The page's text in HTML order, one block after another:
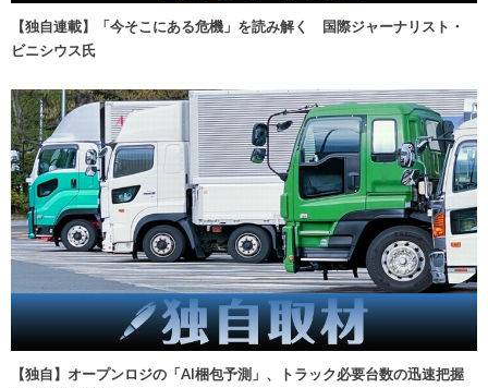
【独自連載】「今そこにある危機」を読み解く 国際ジャーナリスト・
ビニシウス氏
【独自】オープンロジの「AI梱包予測」、トラック必要台数の迅速把握